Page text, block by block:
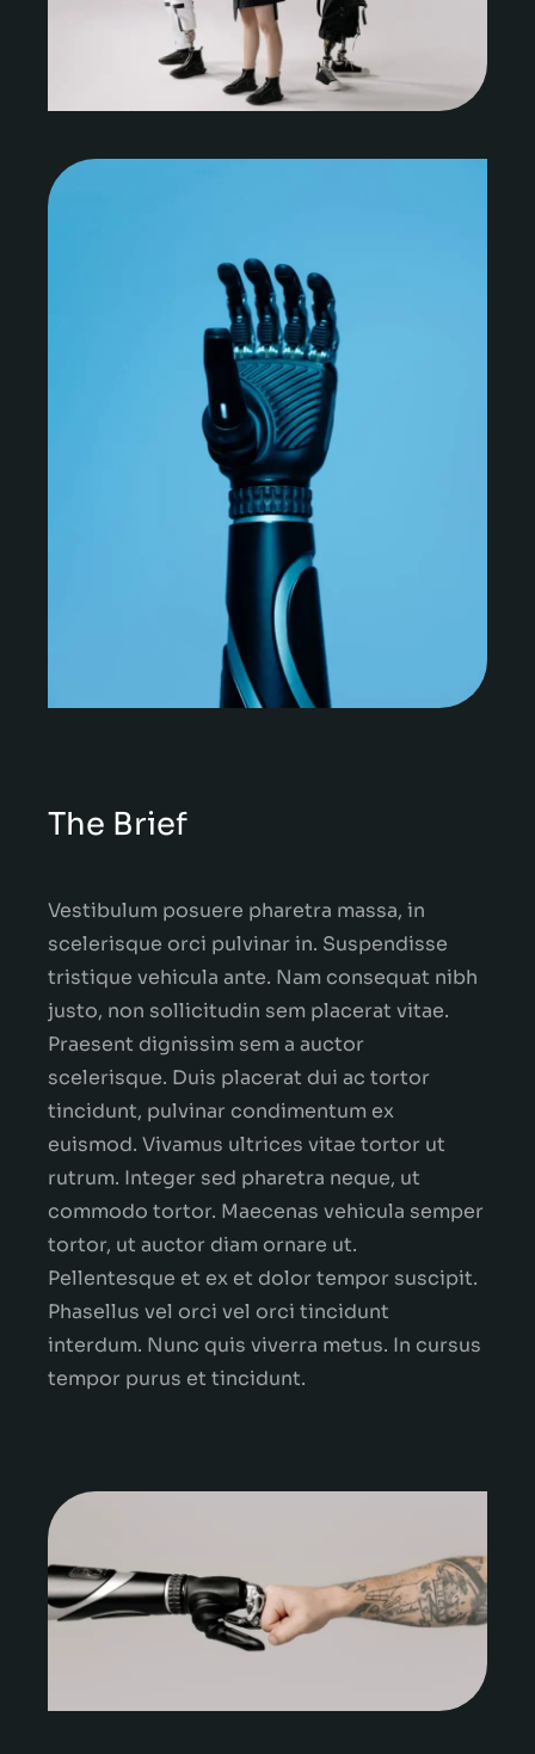
The Brief
Vestibulum posuere pharetra massa, in
scelerisque orci pulvinar in. Suspendisse
tristique vehicula ante. Nam consequat nibh
justo, non sollicitudin sem placerat vitae.
Praesent dignissim sem a auctor
scelerisque. Duis placerat dui ac tortor
tincidunt, pulvinar condimentum ex
euismod. Vivamus ultrices vitae tortor ut
rutrum. Integer sed pharetra neque, ut
commodo tortor. Maecenas vehicula semper
tortor, ut auctor diam ornare ut.
Pellentesque et ex et dolor tempor suscipit.
Phasellus vel orci vel orci tincidunt
interdum. Nunc quis viverra metus. In cursus
tempor purus et tincidunt.